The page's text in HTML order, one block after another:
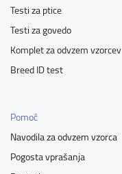
Testi za ptice
Testi za govedo
Komplet za odvzem vzorcev
Breed ID test
Pomoč
Navodila za odvzem vzorca
Pogosta vprašanja